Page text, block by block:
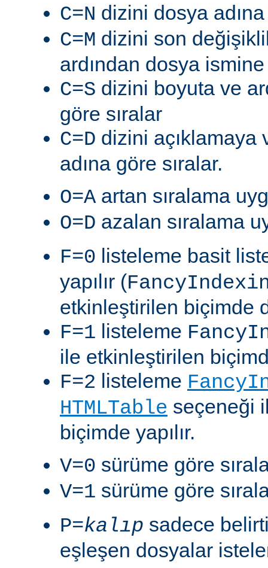
C=N dizini dosya
C=M dizini son
ardından dosya
C=S dizini boyuta ve
göre sıralar
C=D dizini açıklamaya
adına göre sıralar.
O=A artan sıralama
O=D azalan sıralama
F=0 listeleme basit
yapılır (
etkinleştirilen biçimde
F=1 listeleme
ile etkinleştirilen
F=2 listeleme
HTMLTable seçeneği
biçimde yapılır.
V=0 sürüme göre
V=1 sürüme göre
P=kalıp sadece
eşleşen dosyalar